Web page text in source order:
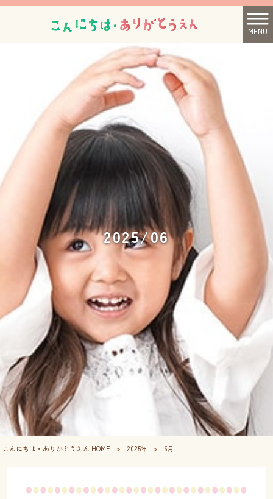
MENU
2025/06
こんにちは・ありがとうえん HOME > 2025年 > 6月